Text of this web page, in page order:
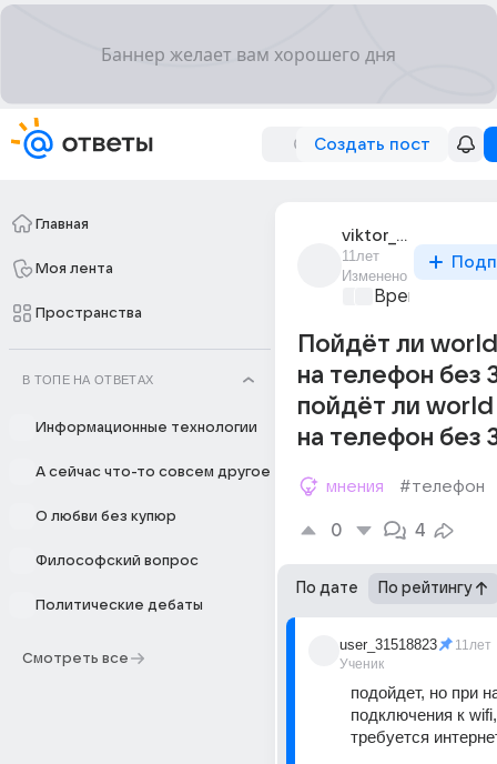
Создать пост
Главная
Моя лента
Пространства
В ТОПЕ НА ОТВЕТАХ
Информационные технологии
А сейчас что-то совсем другое
О любви без купюр
Философский вопрос
Политические дебаты
Смотреть все
viktor_vit_12
11лет
Изменено
Время игр
Пойдёт ли
на телефон без
пойдёт ли
на телефон без
мнения #телефон
0 4
По дате По рейтингу
user_31518823
Ученик
11лет
подойдет, но при
подключения к
требуется